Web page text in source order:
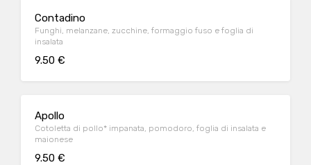
Contadino
Funghi, melanzane, zucchine, formaggio fuso e foglia di
insalata
9.50 €
Apollo
Cotoletta di pollo* impanata, pomodoro, foglia di insalata e
maionese
9.50 €